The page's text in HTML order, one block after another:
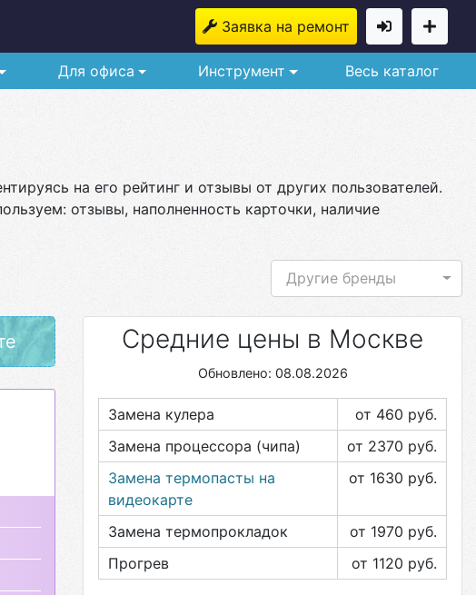
Заявка на ремонт
Для офиса Инструмент Весь каталог
на его рейтинг и отзывы от других пользователей.
отзывы, наполненность карточки, наличие
Другие бренды
Средние цены в Москве
Обновлено: 08.08.2026
Замена кулера от 460 руб.
Замена процессора (чипа)
от 2370 руб.
Замена термопасты на
видеокарте
от 1630 руб.
Замена термопрокладок от 1970 руб.
Прогрев
от 1120 руб.